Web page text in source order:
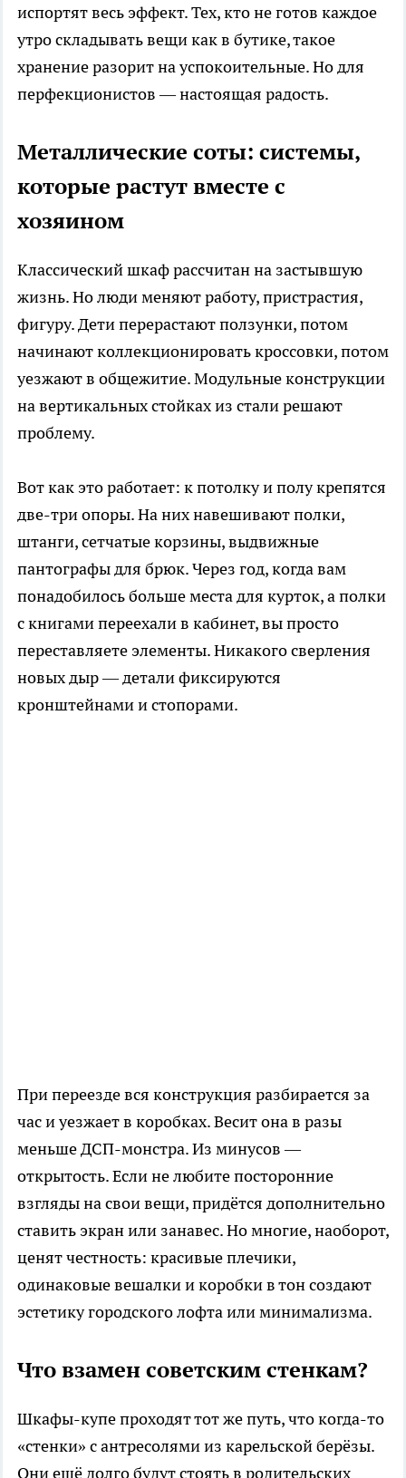
испортят весь эффект. Тех, кто не готов каждое
утро складывать вещи как в бутике, такое
хранение разорит на успокоительные. Но для
перфекционистов — настоящая радость.
Металлические соты: системы,
которые растут вместе с
хозяином
Классический шкаф рассчитан на застывшую
жизнь. Но люди меняют работу, пристрастия,
фигуру. Дети перерастают ползунки, потом
начинают коллекционировать кроссовки, потом
уезжают в общежитие. Модульные конструкции
на вертикальных стойках из стали решают
проблему.
Вот как это работает: к потолку и полу крепятся
две-три опоры. На них навешивают полки,
штанги, сетчатые корзины, выдвижные
пантографы для брюк. Через год, когда вам
понадобилось больше места для курток, а полки
с книгами переехали в кабинет, вы просто
переставляете элементы. Никакого сверления
новых дыр — детали фиксируются
кронштейнами и стопорами.
При переезде вся конструкция разбирается за
час и уезжает в коробках. Весит она в разы
меньше ДСП-монстра. Из минусов —
открытость. Если не любите посторонние
взгляды на свои вещи, придётся дополнительно
ставить экран или занавес. Но многие, наоборот,
ценят честность: красивые плечики,
одинаковые вешалки и коробки в тон создают
эстетику городского лофта или минимализма.
Что взамен советским стенкам?
Шкафы-купе проходят тот же путь, что когда-то
«стенки» с антресолями из карельской берёзы.
Они ещё долго будут стоять в родительских